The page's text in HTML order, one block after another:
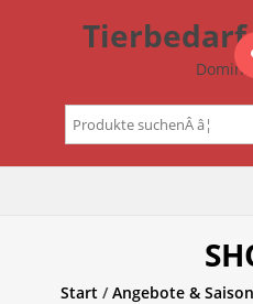
Tierbedarf
Suchen
nach:
Start /Angebote &